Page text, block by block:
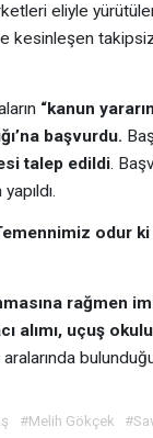
eliyle
kesinleşen
“kanun
başvurdu.
talep edildi.
odur
rağmen
uçuş
#Melih Gökçek